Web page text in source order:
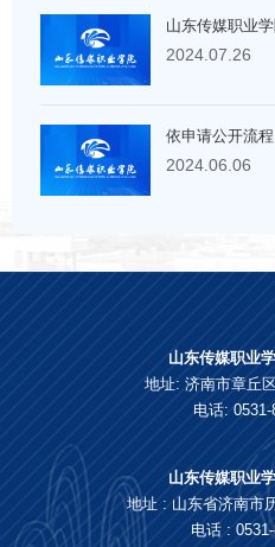
山东传媒职业
2024.07.26
依申请公开流程
2024.06.06
山东传媒职业
地址: 济南市章丘
电话:
山东传媒职业
地址 : 山东省济南市
电话 :